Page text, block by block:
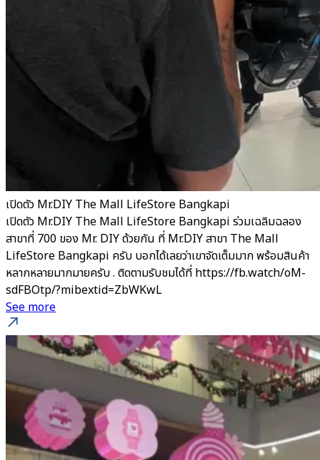
เปิดตัว Mr.DIY The Mall LifeStore Bangkapi
เปิดตัว Mr.DIY The Mall LifeStore Bangkapi ร่วมเฉลิมฉลอง
สาขาที่ 700 ของ Mr. DIY ด้วยกัน ที่ Mr.DIY สาขา The Mall
LifeStore Bangkapi ครับ บอกได้เลยว่าเขาจัดเต็มมาก พร้อมสินค้า
หลากหลายมากมายครับ . ติดตามรับชมได้ที่ https://fb.watch/oM-
sdFBOtp/?mibextid=ZbWKwL
See more